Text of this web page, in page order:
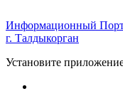
Информационный
г. Талдыкорган
Установите